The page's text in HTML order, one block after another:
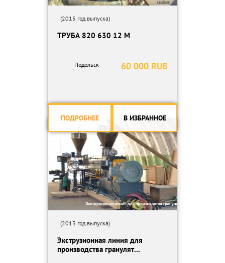
(2015 год выпуска)
ТРУБА 820 630 12 М
60 000 RUB
Подольск
ПОДРОБНЕЕ В ИЗБРАННОЕ
(2013 год выпуска)
Экструзионная линия для
производства гранулят...